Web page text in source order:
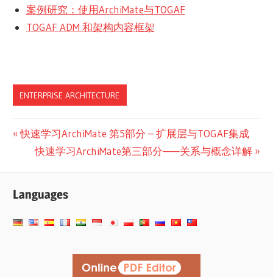
案例研究：使用ArchiMate与TOGAF
TOGAF ADM 和架构内容框架
ENTERPRISE ARCHITECTURE
文
航
Previous
Post:
快速学习ArchiMate 第5部分 – 扩展层与TOGAF集成
Next
快速学习ArchiMate第三部分——关系与概念详解
Languages